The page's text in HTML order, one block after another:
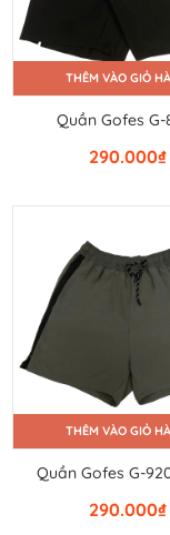
THÊM VÀO GIỎ
Quần Gofes G-
₫
290.000
THÊM VÀO GIỎ
Quần Gofes G-
₫
290.000